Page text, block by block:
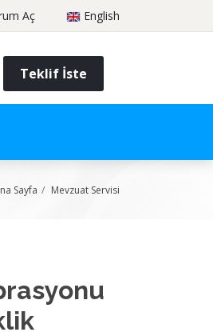
Aç English
Teklif İste
Sayfa Mevzuat Servisi